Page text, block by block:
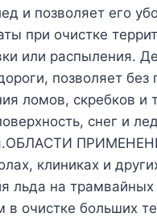
и позволяет его
при очистке
или распыления.
позволяет
ломов, скребков
снег и
клиниках и
льда на
очистке больших